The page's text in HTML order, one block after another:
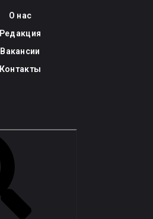
О нас
Редакция
Вакансии
Контакты